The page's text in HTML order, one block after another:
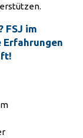
FSJ im
Erfahrungen